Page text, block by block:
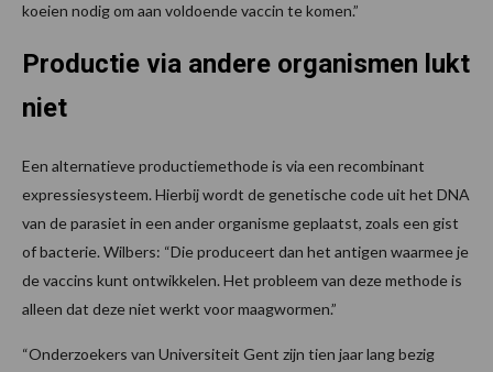
koeien nodig om aan voldoende vaccin te komen.”
Productie via andere organismen lukt
niet
Een alternatieve productiemethode is via een recombinant
expressiesysteem. Hierbij wordt de genetische code uit het DNA
van de parasiet in een ander organisme geplaatst, zoals een gist
of bacterie. Wilbers: “Die produceert dan het antigen waarmee je
de vaccins kunt ontwikkelen. Het probleem van deze methode is
alleen dat deze niet werkt voor maagwormen.”
“Onderzoekers van Universiteit Gent zijn tien jaar lang bezig